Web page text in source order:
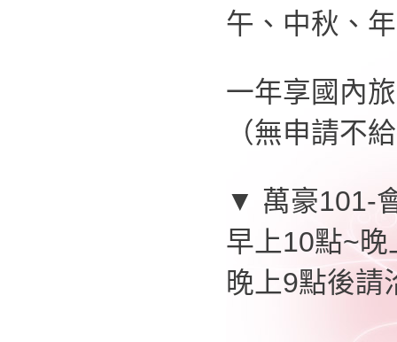
午、中秋、
一年享國內
（無申請不
▼ 萬豪101-
早上10點~
晚上9點後請